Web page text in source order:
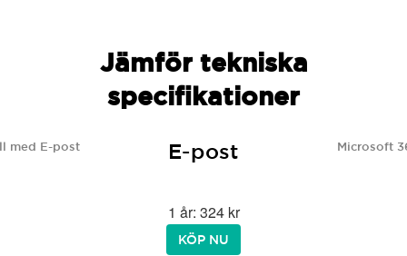
Jämför tekniska
specifikationer
med E-post E-post Microsoft
1 år: 324 kr
KÖP NU